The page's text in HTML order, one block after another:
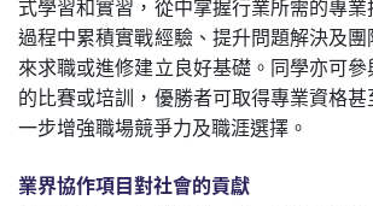
式學習和實習，從中掌握行業所需的專
過程中累積實戰經驗、提升問題解決及
來求職或進修建立良好基礎。同學亦可
的比賽或培訓，優勝者可取得專業資格
一步增強職場競爭力及職涯選擇。
業界協作項目對社會的貢獻